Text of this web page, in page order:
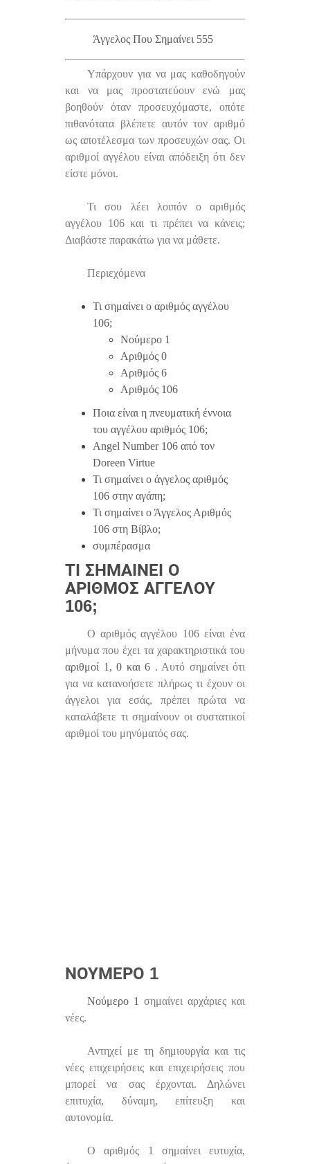
Άγγελος Που Σημαίνει 555
Υπάρχουν για να μας καθοδηγούν
και να μας προστατεύουν ενώ μας
βοηθούν όταν προσευχόμαστε, οπότε
πιθανότατα βλέπετε αυτόν τον αριθμό
ως αποτέλεσμα των προσευχών σας. Οι
αριθμοί αγγέλου είναι απόδειξη ότι δεν
είστε μόνοι.
Τι σου λέει λοιπόν ο αριθμός
αγγέλου 106 και τι πρέπει να κάνεις;
Διαβάστε παρακάτω για να μάθετε.
Περιεχόμενα
Τι σημαίνει ο αριθμός αγγέλου
106;
Νούμερο 1
Αριθμός 0
Αριθμός 6
Αριθμός 106
Ποια είναι η πνευματική έννοια
του αγγέλου αριθμός 106;
Angel Number 106 από τον
Doreen Virtue
Τι σημαίνει ο άγγελος αριθμός
106 στην αγάπη;
Τι σημαίνει ο Άγγελος Αριθμός
106 στη Βίβλο;
συμπέρασμα
ΤΙ ΣΗΜΑΊΝΕΙ Ο
ΑΡΙΘΜΌΣ ΑΓΓΈΛΟΥ
106;
Ο αριθμός αγγέλου 106 είναι ένα
μήνυμα που έχει τα χαρακτηριστικά του
αριθμοί 1, 0 και 6 . Αυτό σημαίνει ότι
για να κατανοήσετε πλήρως τι έχουν οι
άγγελοι για εσάς, πρέπει πρώτα να
καταλάβετε τι σημαίνουν οι συστατικοί
αριθμοί του μηνύματός σας.
ΝΟΎΜΕΡΟ 1
Νούμερο 1 σημαίνει αρχάριες και
νέες.
Αντηχεί με τη δημιουργία και τις
νέες επιχειρήσεις και επιχειρήσεις που
μπορεί να σας έρχονται. Δηλώνει
επιτυχία, δύναμη, επίτευξη και
αυτονομία.
Ο αριθμός 1 σημαίνει ευτυχία,